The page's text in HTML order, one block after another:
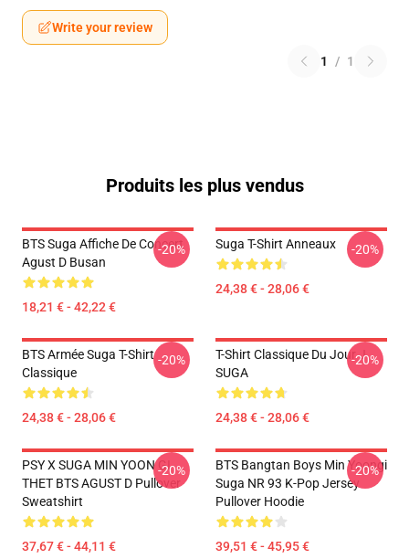
Write your review
1 / 1
Produits les plus vendus
BTS Suga Affiche De Concert
Agust D Busan
18,21 € - 42,22 €
-20% Suga T-Shirt Anneaux
24,38 € - 28,06 €
-20%
BTS Armée Suga T-Shirt
Classique
24,38 € - 28,06 €
-20%
T-Shirt Classique Du Jour J
SUGA
24,38 € - 28,06 €
-20%
PSY X SUGA MIN YOON GI
THET BTS AGUST D Pullover
Sweatshirt
37,67 € - 44,11 €
-20%
BTS Bangtan Boys Min Yoongi
Suga NR 93 K-Pop Jersey
Pullover Hoodie
39,51 € - 45,95 €
-20%